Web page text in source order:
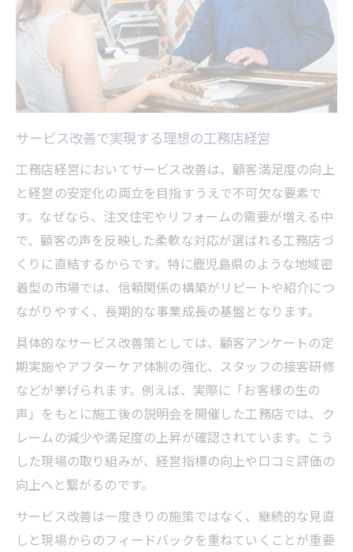
サービス改善で実現する理想の工務店経営
工務店経営においてサービス改善は、顧客満足度の向上
と経営の安定化の両立を目指すうえで不可欠な要素で
す。なぜなら、注文住宅やリフォームの需要が増える中
で、顧客の声を反映した柔軟な対応が選ばれる工務店づ
くりに直結するからです。特に鹿児島県のような地域密
着型の市場では、信頼関係の構築がリピートや紹介につ
ながりやすく、長期的な事業成長の基盤となります。
具体的なサービス改善策としては、顧客アンケートの定
期実施やアフターケア体制の強化、スタッフの接客研修
などが挙げられます。例えば、実際に「お客様の生の
声」をもとに施工後の説明会を開催した工務店では、ク
レームの減少や満足度の上昇が確認されています。こう
した現場の取り組みが、経営指標の向上や口コミ評価の
向上へと繋がるのです。
サービス改善は一度きりの施策ではなく、継続的な見直
しと現場からのフィードバックを重ねていくことが重要